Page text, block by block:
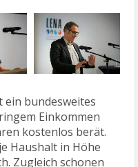
ein bundesweites
Einkommen
kostenlos berät.
Haushalt in Höhe
Zugleich schonen